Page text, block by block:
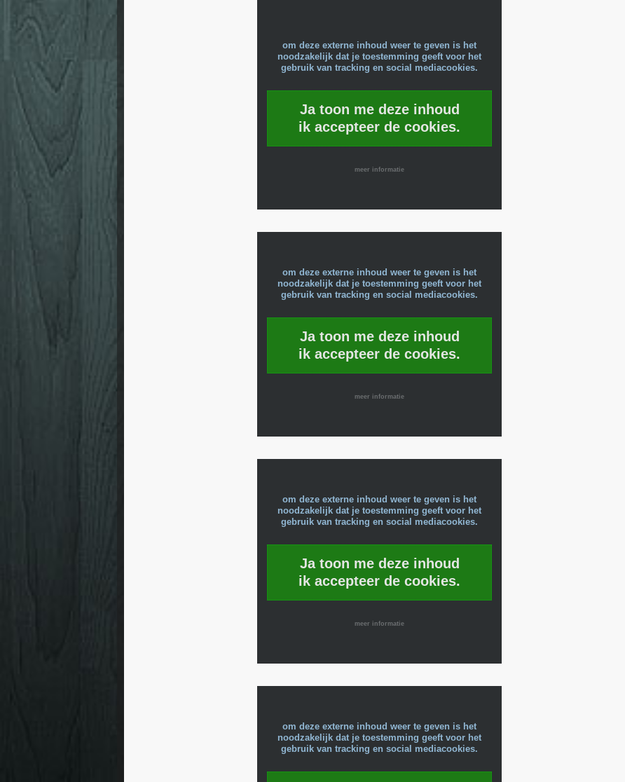
om deze externe inhoud weer te geven is het
noodzakelijk dat je toestemming geeft voor het
gebruik van tracking en social mediacookies.
Ja toon me deze inhoud
ik accepteer de cookies.
meer informatie
om deze externe inhoud weer te geven is het
noodzakelijk dat je toestemming geeft voor het
gebruik van tracking en social mediacookies.
Ja toon me deze inhoud
ik accepteer de cookies.
meer informatie
om deze externe inhoud weer te geven is het
noodzakelijk dat je toestemming geeft voor het
gebruik van tracking en social mediacookies.
Ja toon me deze inhoud
ik accepteer de cookies.
meer informatie
om deze externe inhoud weer te geven is het
noodzakelijk dat je toestemming geeft voor het
gebruik van tracking en social mediacookies.